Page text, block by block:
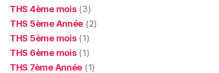
THS 4ème mois(3)
THS 5ème Année (2)
THS 5ème mois(1)
THS 6ème mois(1)
THS 7ème Année (1)